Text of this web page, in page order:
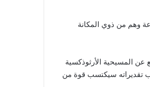
وهم من ذوي المكانة
عن المسيحية الأرثوذكسية
سيكتسب قوة من